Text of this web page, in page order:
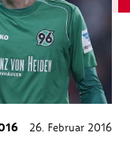
26. Februar 2016